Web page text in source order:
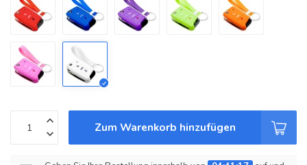
Zum Warenkorb hinzufügen